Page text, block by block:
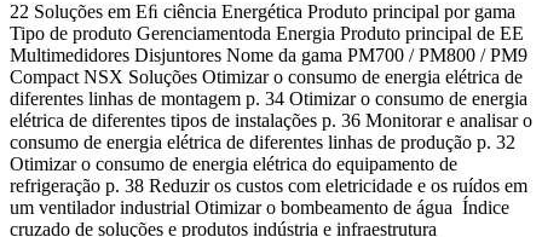
22 Soluções em Eﬁ ciência Energética Produto principal por gama
Tipo de produto Gerenciamentoda Energia Produto principal de EE
Multimedidores Disjuntores Nome da gama PM700 / PM800 / PM9
Compact NSX Soluções Otimizar o consumo de energia elétrica de
diferentes linhas de montagem p. 34 Otimizar o consumo de energia
elétrica de diferentes tipos de instalações p. 36 Monitorar e analisar o
consumo de energia elétrica de diferentes linhas de produção p. 32
Otimizar o consumo de energia elétrica do equipamento de
refrigeração p. 38 Reduzir os custos com eletricidade e os ruídos em
um ventilador industrial Otimizar o bombeamento de água Índice
cruzado de soluções e produtos indústria e infraestrutura